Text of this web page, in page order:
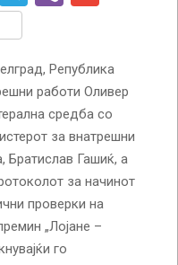
Република
работи Оливер
средба со
за внатрешни
Братислав Гашиќ, а
за начинот
проверки на
„Лојане –
го